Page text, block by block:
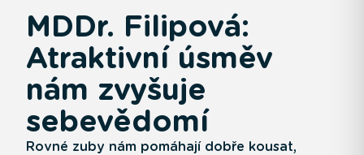
MDDr. Filipová:
Atraktivní úsměv
nám zvyšuje
sebevědomí
Rovné zuby nám pomáhají dobře kousat,